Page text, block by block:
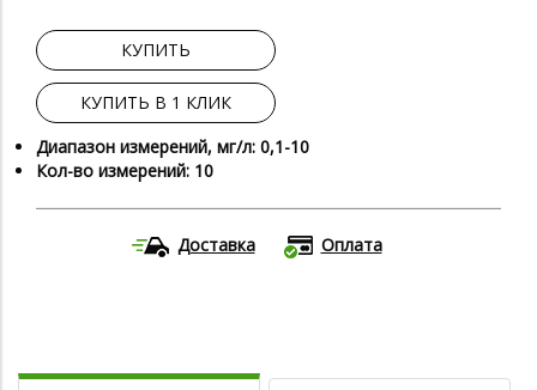
КУПИТЬ
КУПИТЬ В 1 КЛИК
Диапазон измерений, мг/л: 0,1-10
Кол-во измерений: 10
Доставка Оплата